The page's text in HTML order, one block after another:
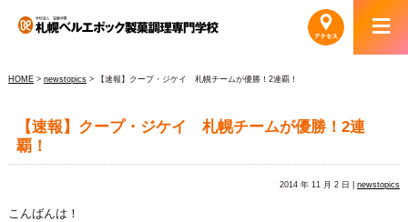
HOME> newstopics> 【速報】クープ・ジケイ 札幌チームが優勝！2連覇！
【速報】クープ・ジケイ 札幌チームが優勝！2連
覇！
2014 年 11 月 2 日 |newstopics
こんばんは！